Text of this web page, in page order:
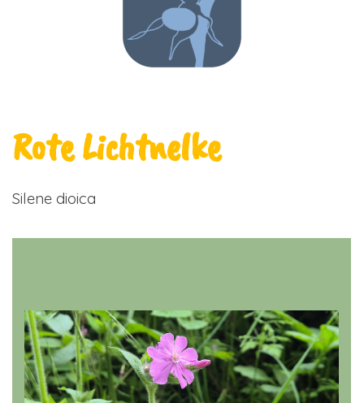
Rote Lichtnelke
Silene dioica